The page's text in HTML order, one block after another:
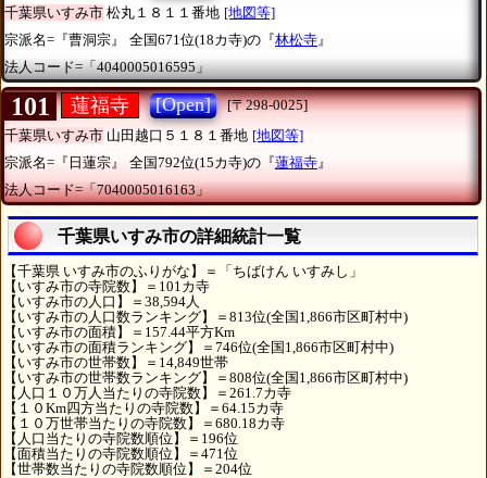
千葉県いすみ市 松丸１８１１番地 [地図等]
宗派名=『曹洞宗』
全国671位(18カ寺)の『林松寺』
法人コード=「4040005016595」
101 蓮福寺 [Open]
[〒298-0025]
千葉県いすみ市 山田越口５１８１番地 [地図等]
宗派名=『日蓮宗』
全国792位(15カ寺)の『蓮福寺 』
法人コード=「7040005016163」
千葉県いすみ市の詳細統計一覧
【千葉県 いすみ市のふりがな】＝「ちばけん いすみし」
【いすみ市の寺院数】＝101カ寺
【いすみ市の人口】＝38,594人
【いすみ市の人口数ランキング】＝813位(全国1,866市区町村中)
【いすみ市の面積】＝157.44平方Km
【いすみ市の面積ランキング】＝746位(全国1,866市区町村中)
【いすみ市の世帯数】＝14,849世帯
【いすみ市の世帯数ランキング】＝808位(全国1,866市区町村中)
【人口１０万人当たりの寺院数】＝261.7カ寺
【１０Km四方当たりの寺院数】＝64.15カ寺
【１０万世帯当たりの寺院数】＝680.18カ寺
【人口当たりの寺院数順位】＝196位
【面積当たりの寺院数順位】＝471位
【世帯数当たりの寺院数順位】＝204位